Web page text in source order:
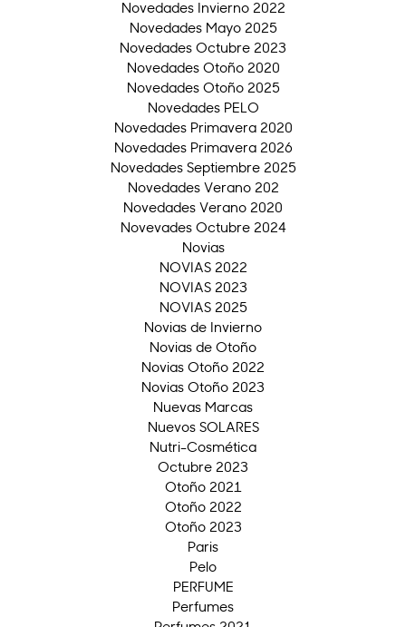
Novedades Invierno 2022
Novedades Mayo 2025
Novedades Octubre 2023
Novedades Otoño 2020
Novedades Otoño 2025
Novedades PELO
Novedades Primavera 2020
Novedades Primavera 2026
Novedades Septiembre 2025
Novedades Verano 202
Novedades Verano 2020
Novevades Octubre 2024
Novias
NOVIAS 2022
NOVIAS 2023
NOVIAS 2025
Novias de Invierno
Novias de Otoño
Novias Otoño 2022
Novias Otoño 2023
Nuevas Marcas
Nuevos SOLARES
Nutri-Cosmética
Octubre 2023
Otoño 2021
Otoño 2022
Otoño 2023
Paris
Pelo
PERFUME
Perfumes